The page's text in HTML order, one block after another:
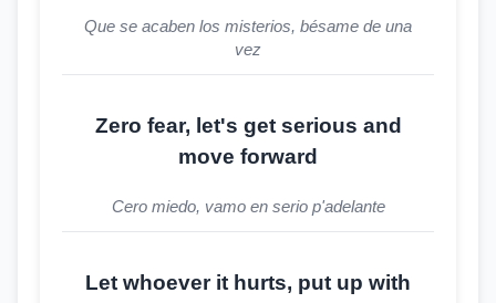
Que se acaben los misterios, bésame de una
vez
Zero fear, let's get serious and
move forward
Cero miedo, vamo en serio p'adelante
Let whoever it hurts, put up with